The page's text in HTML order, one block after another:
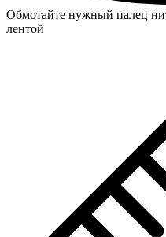
Обмотайте нужный палец
лентой